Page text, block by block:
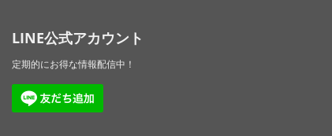
LINE公式アカウント
定期的にお得な情報配信中！